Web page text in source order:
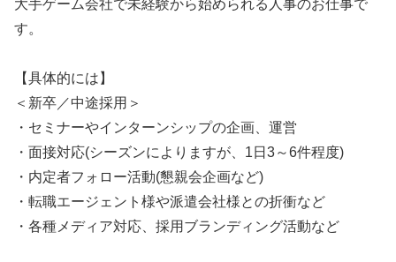
大手ゲーム会社で未経験から始められる人事のお仕事で
す。
【具体的には】
＜新卒／中途採用＞
・セミナーやインターンシップの企画、運営
・面接対応(シーズンによりますが、1日3～6件程度)
・内定者フォロー活動(懇親会企画など)
・転職エージェント様や派遣会社様との折衝など
・各種メディア対応、採用ブランディング活動など